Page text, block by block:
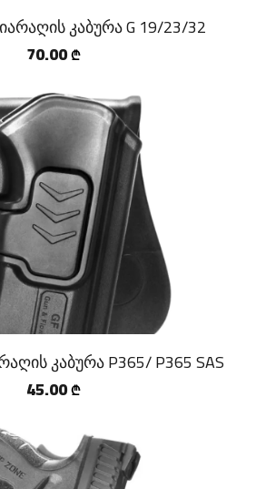
იარაღის კაბურა G 19/23/32
70.00 ₾
კაბურა P365/ P365 SAS
45.00 ₾